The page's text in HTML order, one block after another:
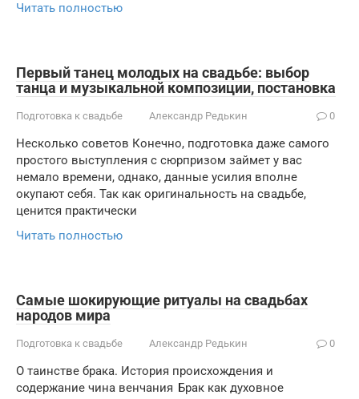
Читать полностью
Первый танец молодых на свадьбе: выбор
танца и музыкальной композиции, постановка
Подготовка к свадьбе Александр Редькин 0
Несколько советов Конечно, подготовка даже самого
простого выступления с сюрпризом займет у вас
немало времени, однако, данные усилия вполне
окупают себя. Так как оригинальность на свадьбе,
ценится практически
Читать полностью
Самые шокирующие ритуалы на свадьбах
народов мира
Подготовка к свадьбе Александр Редькин 0
О таинстве брака. История происхождения и
содержание чина венчания Брак как духовное